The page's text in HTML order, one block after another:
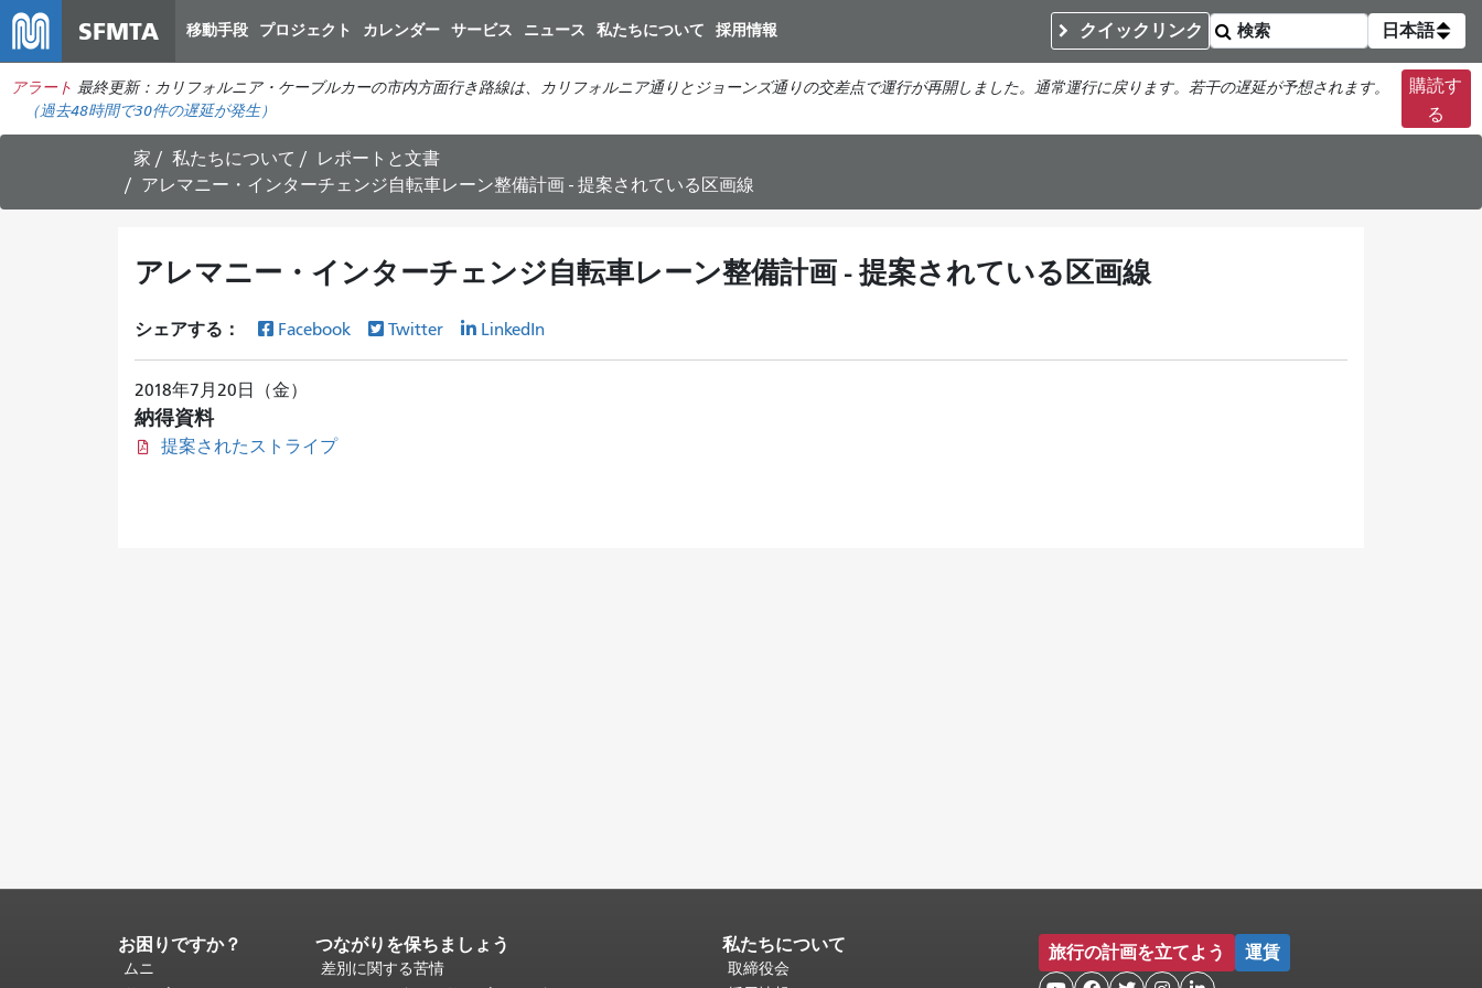
イ
ン
コ
ン
ツ
動
SFMTA 移動手段 プロジェクト カレンダー サービス ニュース 私たちについて 採用情報 クイックリンク 日本語
アラート 最終更新：カリフォルニア・ケーブルカーの市内方面行き路線は、カリフォルニア通りとジョーンズ通りの交差点で運行が再開しました。通常運行に戻ります。若干の遅延が予想されます。
（過去48時間で30件の遅延が発生）
購読す
る
家 私たちについて
レポートと文書
アレマニー・インターチェンジ自転車レーン整備計画 - 提案されている区画線
アレマニー・インターチェンジ自転車レーン整備計画 - 提案されている区画線
シェアする： Facebook Twitter LinkedIn
2018年7月20日（金）
納得資料
提案されたストライプ
ペ
ー
お困りですか？
ムニ
つながりを保ちましょう
差別に関する苦情
私たちについて
取締役会
旅行の計画を立てよう 運賃